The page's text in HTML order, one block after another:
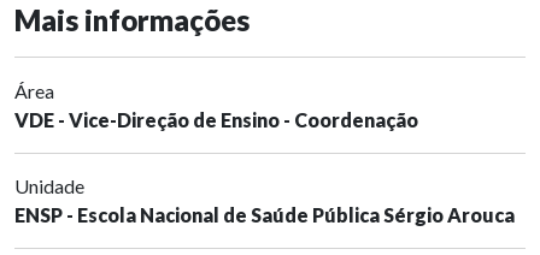
Mais informações
Área
VDE - Vice-Direção de Ensino - Coordenação
Unidade
ENSP - Escola Nacional de Saúde Pública Sérgio Arouca